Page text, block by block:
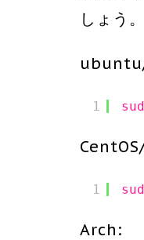
しょう。
1
1
Arch: